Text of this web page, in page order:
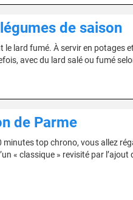
de saison
lard fumé. À servir en potages
avec du lard salé ou fumé
de Parme
top chrono, vous allez
« classique » revisité par